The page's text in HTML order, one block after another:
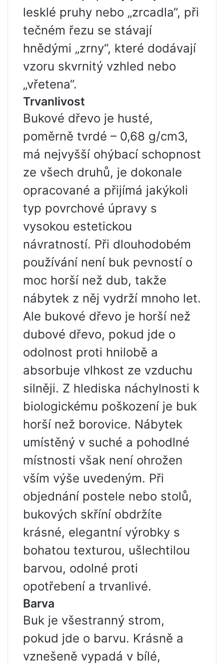
lesklé pruhy nebo „zrcadla“, při
tečném řezu se stávají
hnědými „zrny“, které dodávají
vzoru skvrnitý vzhled nebo
„vřetena“.
Trvanlivost
Bukové dřevo je husté,
poměrně tvrdé – 0,68 g/cm3,
má nejvyšší ohýbací schopnost
ze všech druhů, je dokonale
opracované a přijímá jakýkoli
typ povrchové úpravy s
vysokou estetickou
návratností. Při dlouhodobém
používání není buk pevností o
moc horší než dub, takže
nábytek z něj vydrží mnoho let.
Ale bukové dřevo je horší než
dubové dřevo, pokud jde o
odolnost proti hnilobě a
absorbuje vlhkost ze vzduchu
silněji. Z hlediska náchylnosti k
biologickému poškození je buk
horší než borovice. Nábytek
umístěný v suché a pohodlné
místnosti však není ohrožen
vším výše uvedeným. Při
objednání postele nebo stolů,
bukových skříní obdržíte
krásné, elegantní výrobky s
bohatou texturou, ušlechtilou
barvou, odolné proti
opotřebení a trvanlivé.
Barva
Buk je všestranný strom,
pokud jde o barvu. Krásně a
vznešeně vypadá v bílé,